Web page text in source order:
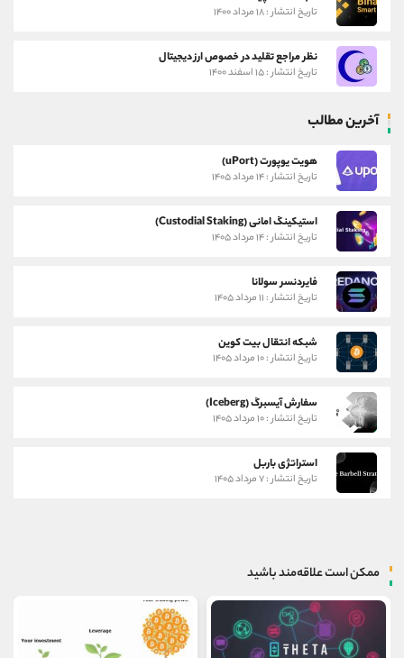
تاریخ انتشار : ۱۸ مرداد ۱۴۰۰
نظر مراجع تقلید در خصوص ارز دیجیتال
تاریخ انتشار : ۱۵ اسفند ۱۴۰۰
آخرین مطالب
هویت یوپورت (uPort)
تاریخ انتشار : ۱۴ مرداد ۱۴۰۵
استیکینگ امانی (Custodial Staking)
تاریخ انتشار : ۱۴ مرداد ۱۴۰۵
فایردنسر سولانا
تاریخ انتشار : ۱۱ مرداد ۱۴۰۵
شبکه انتقال بیت کوین
تاریخ انتشار : ۱۰ مرداد ۱۴۰۵
سفارش آیسبرگ (Iceberg)
تاریخ انتشار : ۱۰ مرداد ۱۴۰۵
استراتژی باربل
تاریخ انتشار : ۷ مرداد ۱۴۰۵
ممکن است علاقه‌مند باشید